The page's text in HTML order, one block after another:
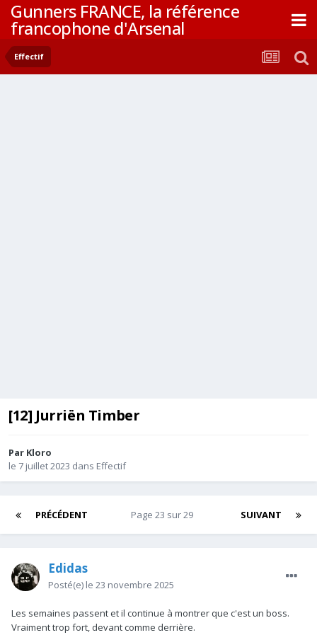
Gunners FRANCE, la référence
francophone d'Arsenal
Effectif
[12] Jurriën Timber
Par Kloro
le 7 juillet 2023 dans Effectif
PRÉCÉDENT SUIVANT
Page 23 sur 29
Edidas
Posté(e) le 23 novembre 2025
Les semaines passent et il continue à montrer que c'est un boss.
Vraiment trop fort, devant comme derrière.